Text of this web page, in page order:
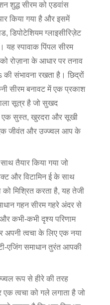
शुद्ध सीरम को एडवांस
किया गया है और इसमें
डिपोटेशियम ग्लाइसीरिज़ेट
स्पावाक पिंपल सीरम
रोज़ाना के आधार पर तनाव
संभावना रखता है। छिद्रों
सीरम बनावट में एक प्रकाश
सूत्र है जो सुखद
एक सुस्त, खुरदरा और सूखी
जीवंत और उज्ज्वल आप के
तैयार किया गया जो
और विटामिन ई के साथ
मिश्रित करता है, यह तेजी
गहन सीरमगहरे अंदर से
कभी-कभी दृश्य परिणाम
त्वचा के लिए एक नया
एजिंग समाधान तुरंत आपकी
रूप से हीरे की तरह
त्वचा को गले लगाता है जो